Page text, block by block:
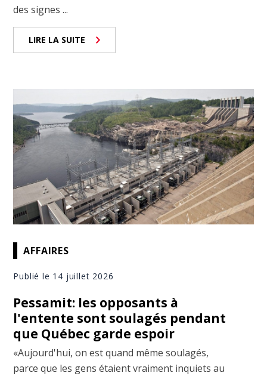
des signes ...
LIRE LA SUITE
AFFAIRES
Publié le 14 juillet 2026
Pessamit: les opposants à
l'entente sont soulagés pendant
que Québec garde espoir
«Aujourd'hui, on est quand même soulagés,
parce que les gens étaient vraiment inquiets au